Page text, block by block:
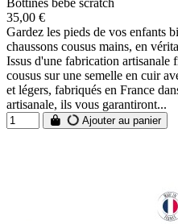
35,00 €
Gardez les pieds de vos enfants
chaussons cousus mains, en
Issus d'une fabrication artisanale
cousus sur une semelle en cuir
et légers, fabriqués en France
artisanale, ils vous garantiront...
Ajouter au panier